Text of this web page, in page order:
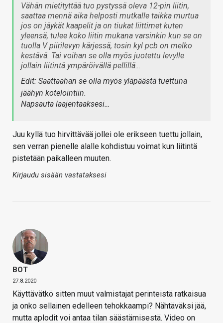
Vähän mietityttää tuo pystyssä oleva 12-pin liitin,
saattaa mennä aika helposti mutkalle taikka murtua
jos on jäykät kaapelit ja on tiukat liittimet kuten
yleensä, tulee koko liitin mukana varsinkin kun se on
tuolla V piirilevyn kärjessä, tosin kyl pcb on melko
kestävä. Tai voihan se olla myös juotettu levylle
jollain liitintä ympäröivällä pellillä…
Edit: Saattaahan se olla myös yläpäästä tuettuna
jäähyn kotelointiin.
Napsauta laajentaaksesi…
Juu kyllä tuo hirvittävää jollei ole erikseen tuettu jollain,
sen verran pienelle alalle kohdistuu voimat kun liitintä
pistetään paikalleen muuten.
Kirjaudu sisään vastataksesi
BOT
27.8.2020
Käyttävätkö sitten muut valmistajat perinteistä ratkaisua
ja onko sellainen edelleen tehokkaampi? Nähtäväksi jää,
mutta aplodit voi antaa tilan säästämisestä. Video on